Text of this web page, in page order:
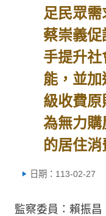
足民眾需
蔡崇義促
手提升
能，並
級收費
為無力購
的居住
日期：113-02-27
監察委員：賴振昌